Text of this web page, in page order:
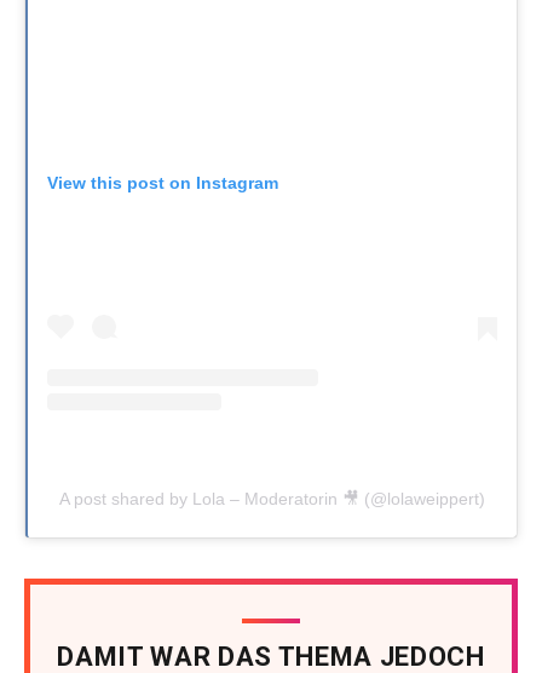
View this post on Instagram
A post shared by Lola – Moderatorin 🎥 (@lolaweippert)
DAMIT WAR DAS THEMA JEDOCH